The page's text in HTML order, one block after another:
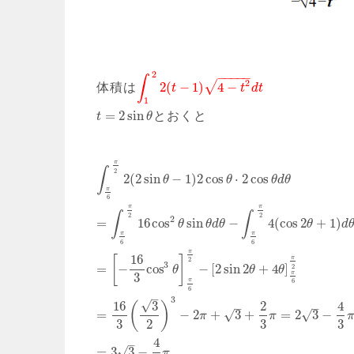
体積は ∫ 2
1
2(t − 1) 4 − t2
− −
−−−
√ dt
t = 2sinθとおくと
∫
π
2
π
6
2(2sin θ − 1)2cos θ ⋅ 2cos θdθ
= ∫
π
2
π
6
16cos2 θsinθdθ − ∫
π
2
π
6
4(cos 2θ + 1)dθ
= −
16
3
cos3 θ]
π
2
π
6
− [2sin 2θ + 4θ]
π
2
π
6
=
16
3 ( 3
–
√
2
)
3
− 2π + 3
–
√ +
2
3
π = 2 3
–
√ −
4
3
π
–
4